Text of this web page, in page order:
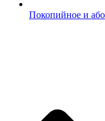
Покопийное и